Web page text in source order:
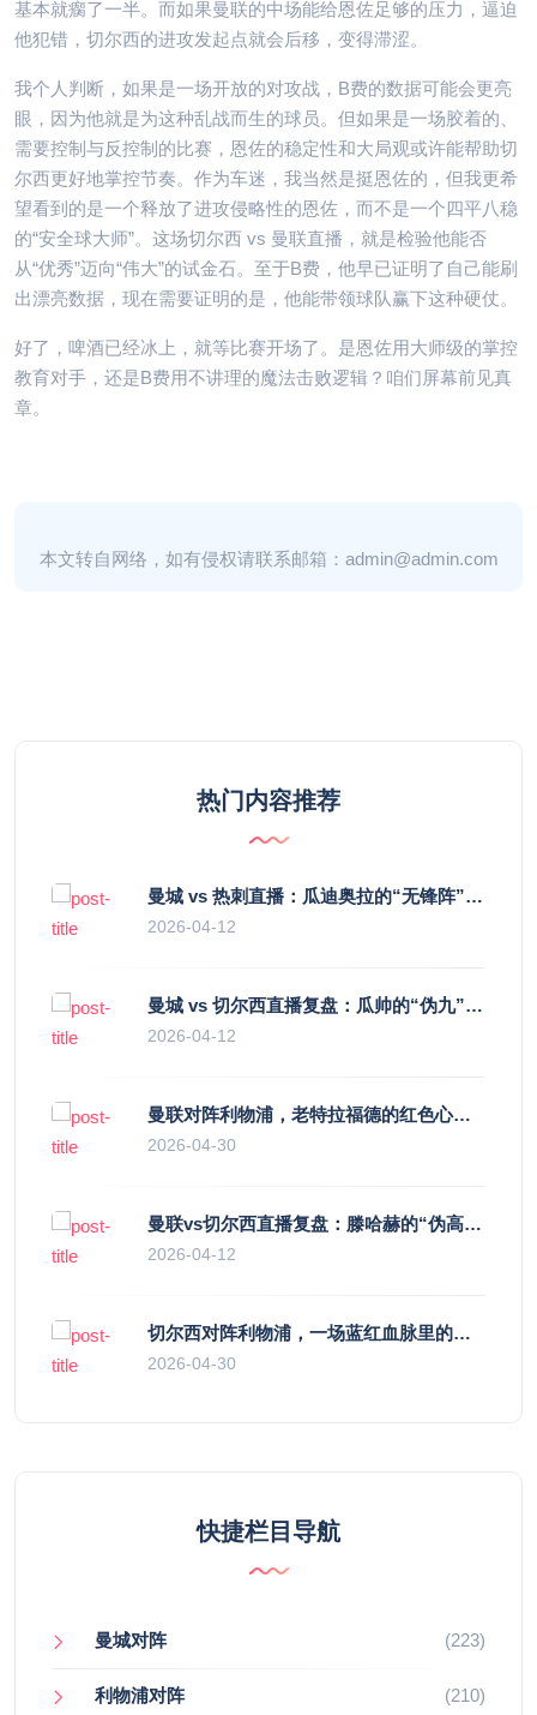
基本就瘸了一半。而如果曼联的中场能给恩佐足够的压力，逼迫
他犯错，切尔西的进攻发起点就会后移，变得滞涩。
我个人判断，如果是一场开放的对攻战，B费的数据可能会更亮
眼，因为他就是为这种乱战而生的球员。但如果是一场胶着的、
需要控制与反控制的比赛，恩佐的稳定性和大局观或许能帮助切
尔西更好地掌控节奏。作为车迷，我当然是挺恩佐的，但我更希
望看到的是一个释放了进攻侵略性的恩佐，而不是一个四平八稳
的“安全球大师”。这场切尔西 vs 曼联直播，就是检验他能否
从“优秀”迈向“伟大”的试金石。至于B费，他早已证明了自己能刷
出漂亮数据，现在需要证明的是，他能带领球队赢下这种硬仗。
好了，啤酒已经冰上，就等比赛开场了。是恩佐用大师级的掌控
教育对手，还是B费用不讲理的魔法击败逻辑？咱们屏幕前见真
章。
本文转自网络，如有侵权请联系邮箱：admin@admin.com
热门内容推荐
曼城 vs 热刺直播：瓜迪奥拉的“无锋阵”是天才设计还是自废武功？
2026-04-12
曼城 vs 切尔西直播复盘：瓜帅的“伪九”陷阱，如何绞杀蓝军的“三中卫”？
2026-04-12
曼联对阵利物浦，老特拉福德的红色心跳与蓝色暗涌
2026-04-30
曼联vs切尔西直播复盘：滕哈赫的“伪高位”与波切蒂诺的“无锋阵”，谁更拧巴？
2026-04-12
切尔西对阵利物浦，一场蓝红血脉里的恩怨与忠诚
2026-04-30
快捷栏目导航
曼城对阵 (223)
利物浦对阵 (210)